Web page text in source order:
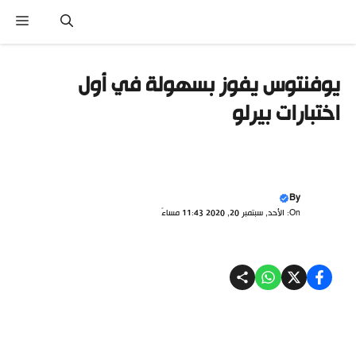
يوفنتوس يفوز بسهولة في أول
اختبارات بيرلو
By
On: الأحد, سبتمبر 20, 2020 11:43 مساءً